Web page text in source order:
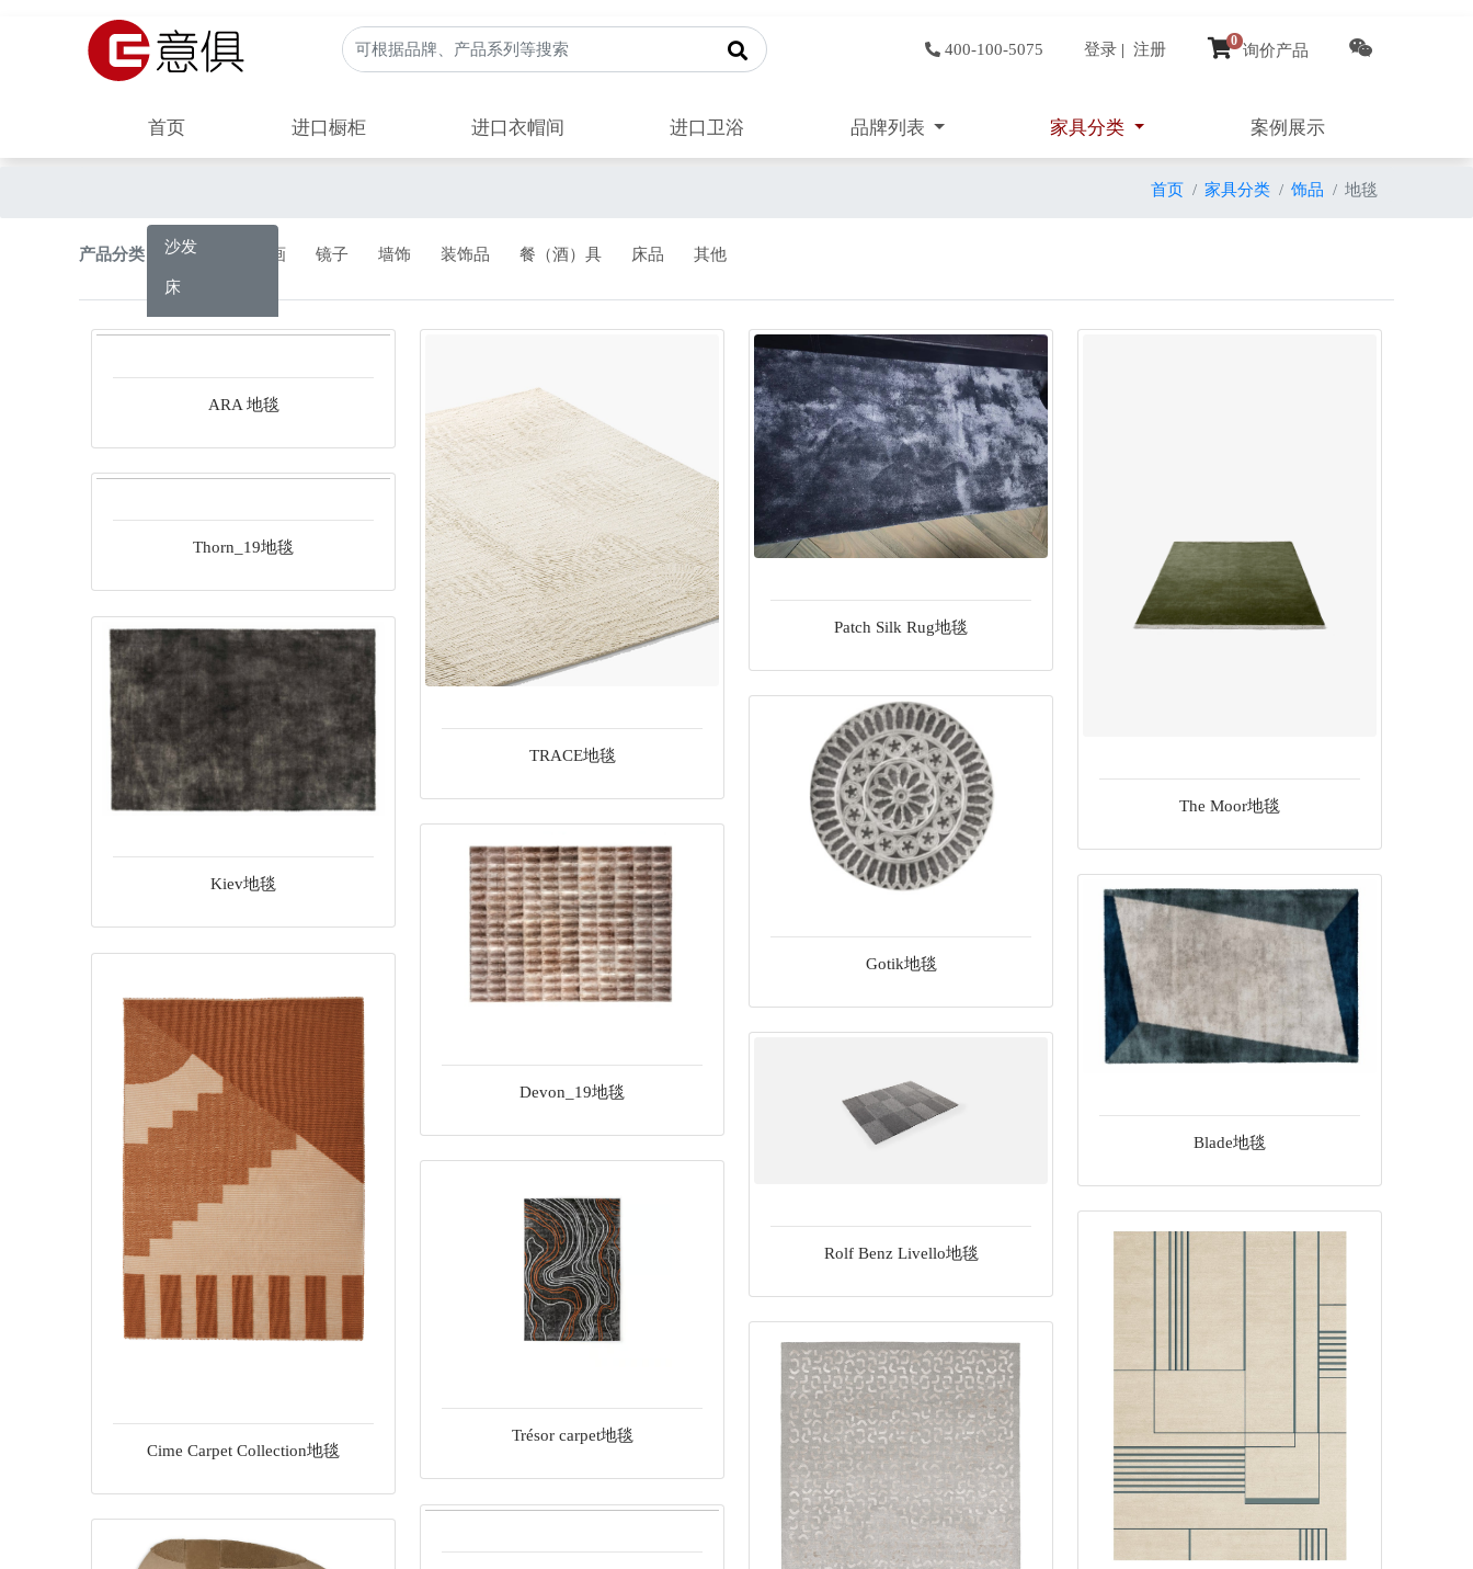
400-100-5075 登录 |注册 0
询价产品
首页 进口橱柜 进口衣帽间 进口卫浴 品牌列表 家具分类 案例展示
首页 家具分类 饰品 地毯
沙发
床
柜子
茶几
灯具
卫浴洁具
衣柜
门
饰品
厨房
产品分类： 画 镜子 墙饰 装饰品 餐（酒）具 床品 其他
ARA 地毯
TRACE地毯
Patch Silk Rug地毯
The Moor地毯
Thorn_19地毯
Kiev地毯
Gotik地毯
Devon_19地毯
Blade地毯
Cime Carpet Collection地毯
Rolf Benz Livello地毯
Trésor carpet地毯